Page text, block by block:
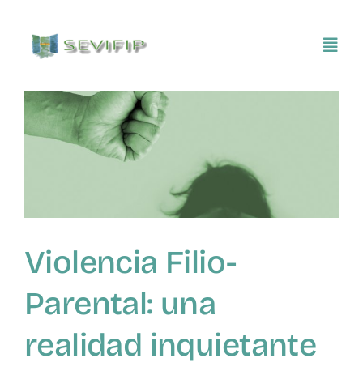
contenido
Inicio
Asociarse
SEVIFIP CONECTA
Violencia Filio-
Parental: una
realidad inquietante